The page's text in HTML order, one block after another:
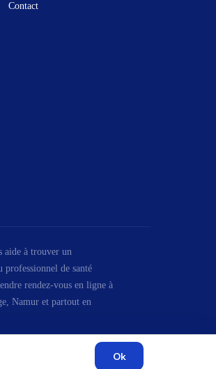
Ok
Contact
aide à trouver un
professionnel de santé
rendez-vous en ligne à
Namur et partout en